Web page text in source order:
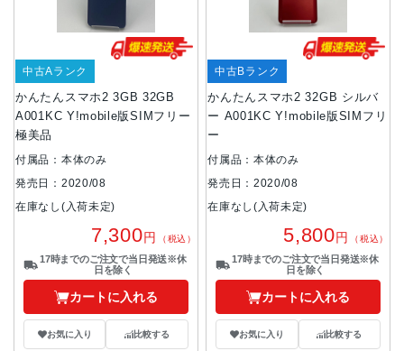
かんたんスマホ2 3GB 32GB
A001KC Y!mobile版SIMフリー
極美品
中古Aランク
付属品：本体のみ
発売日：2020/08
在庫なし(入荷未定)
7,300円 （税込）
17時までのご注文で当日発送※休
日を除く
カートに入れる
お気に入り 比較する
かんたんスマホ2 32GB シルバ
ー A001KC Y!mobile版SIMフリ
ー
中古Bランク
付属品：本体のみ
発売日：2020/08
在庫なし(入荷未定)
5,800円 （税込）
17時までのご注文で当日発送※休
日を除く
カートに入れる
お気に入り 比較する